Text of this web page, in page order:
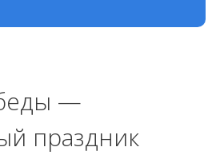
—
праздник